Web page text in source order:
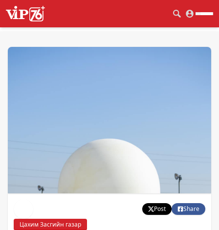
Post
Share
Цахим Засгийн газар